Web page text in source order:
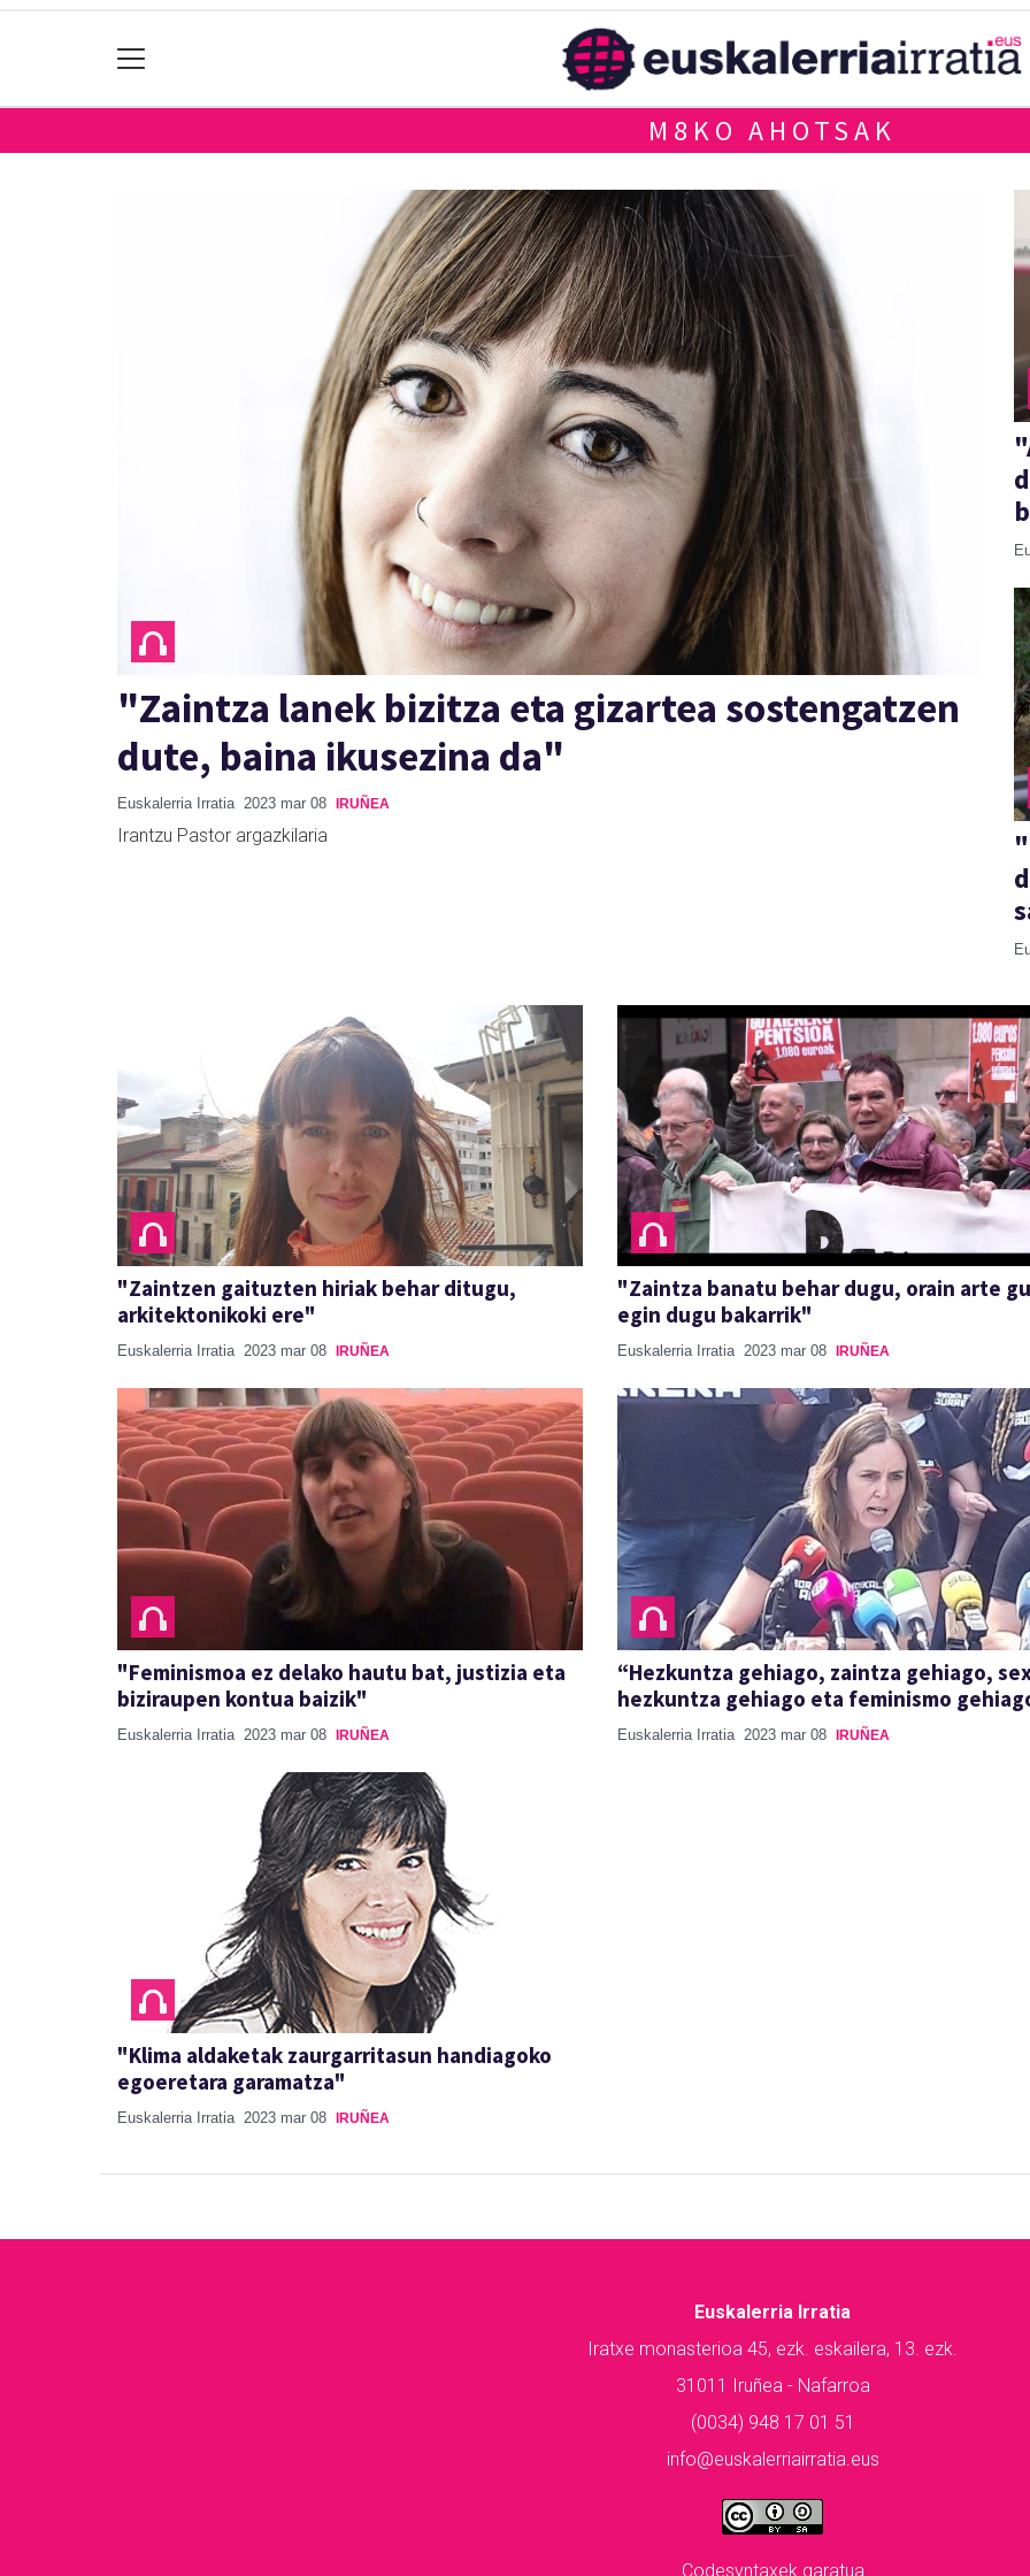
M8KO AHOTSAK
"Zaintza lanek bizitza eta gizartea sostengatzen
dute, baina ikusezina da"
Euskalerria Irratia 2023 mar 08 IRUÑEA
Irantzu Pastor argazkilaria
"Zaintzen gaituzten hiriak behar ditugu,
arkitektonikoki ere"
Euskalerria Irratia 2023 mar 08 IRUÑEA
"Zaintza banatu behar dugu, orain arte
egin dugu bakarrik"
Euskalerria Irratia 2023 mar 08 IRUÑEA
"Feminismoa ez delako hautu bat, justizia eta
biziraupen kontua baizik"
Euskalerria Irratia 2023 mar 08 IRUÑEA
“Hezkuntza gehiago, zaintza gehiago,
hezkuntza gehiago eta feminismo
Euskalerria Irratia 2023 mar 08 IRUÑEA
"Klima aldaketak zaurgarritasun handiagoko
egoeretara garamatza"
Euskalerria Irratia 2023 mar 08 IRUÑEA
Euskalerria Irratia
Iratxe monasterioa 45, ezk. eskailera, 13. ezk.
31011 Iruñea - Nafarroa
(0034) 948 17 01 51
info@euskalerriairratia.eus
Codesyntaxek garatua